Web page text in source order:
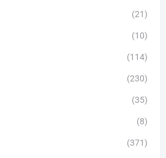
(21)
(10)
(114)
(230)
(35)
(8)
(371)